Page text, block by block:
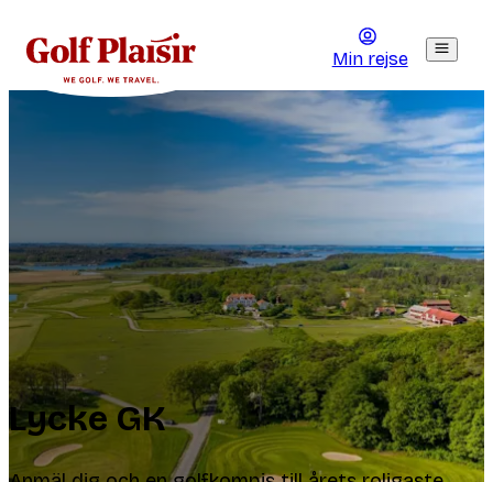
Min rejse
Lycke GK